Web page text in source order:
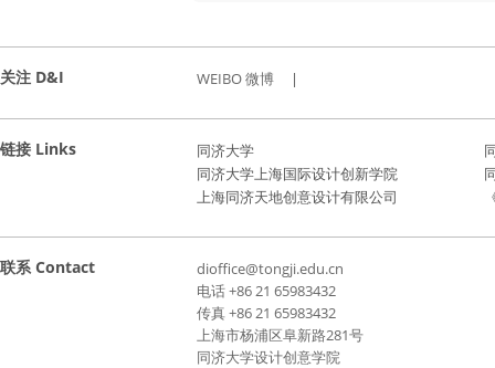
关注 D&I WEIBO 微博 |
链接 Links 同济大学
同济大学上海国际设计创新学院
上海同济天地创意设计有限公司
联系 Contact
dioffice@tongji.edu.cn
电话 +86 21 65983432
传真 +86 21 65983432
上海市杨浦区阜新路281号
同济大学设计创意学院